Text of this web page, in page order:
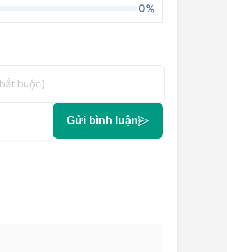
0%
Gửi bình luận